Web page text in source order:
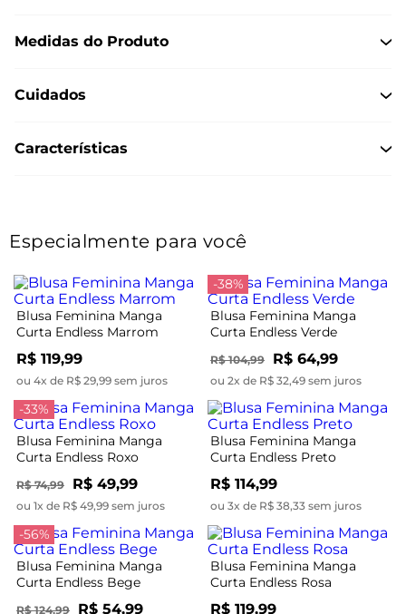
Medidas do Produto
Cuidados
Características
Especialmente para você
Blusa Feminina Manga
Curta Endless Marrom
R$ 119,99
ou 4x de R$ 29,99 sem juros
-38%
Blusa Feminina Manga
Curta Endless Verde
R$ 104,99 R$ 64,99
ou 2x de R$ 32,49 sem juros
-33%
Blusa Feminina Manga
Curta Endless Roxo
R$ 74,99 R$ 49,99
ou 1x de R$ 49,99 sem juros
Blusa Feminina Manga
Curta Endless Preto
R$ 114,99
ou 3x de R$ 38,33 sem juros
-56%
Blusa Feminina Manga
Curta Endless Bege
R$ 124,99 R$ 54,99
Blusa Feminina Manga
Curta Endless Rosa
R$ 119,99